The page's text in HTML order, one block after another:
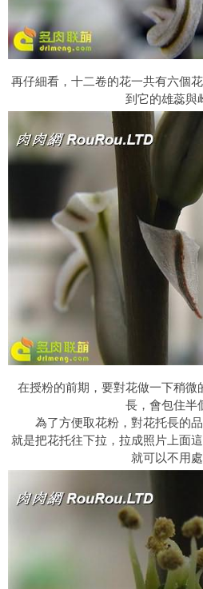
再仔細看，十二卷的花一共有六個
到它的雄蕊與
在授粉的前期，要對花做一下稍
長，會包住半
為了方便取花粉，對花托長的
就是把花托往下拉，拉成照片上面
就可以不用處